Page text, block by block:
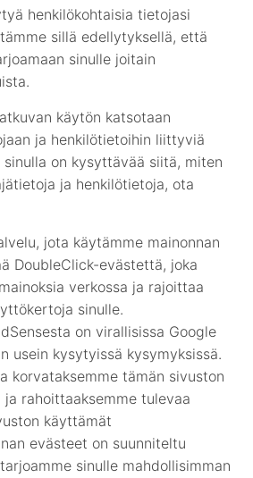
henkilökohtaisia tietojasi
sillä edellytyksellä, että
sinulle joitain
käytön katsotaan
ja henkilötietoihin liittyviä
on kysyttävää siitä, miten
ja henkilötietoja, ota
jota käytämme mainonnan
DoubleClick-evästettä, joka
verkossa ja rajoittaa
sinulle.
on virallisissa Google
usein kysytyissä kysymyksissä.
korvataksemme tämän sivuston
rahoittaaksemme tulevaa
käyttämät
evästeet on suunniteltu
sinulle mahdollisimman